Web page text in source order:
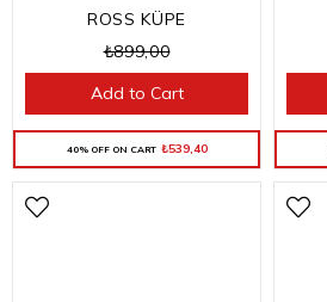
ROSS KÜPE
₺899,00
40% OFF ON CART ₺539,40
Add to Cart